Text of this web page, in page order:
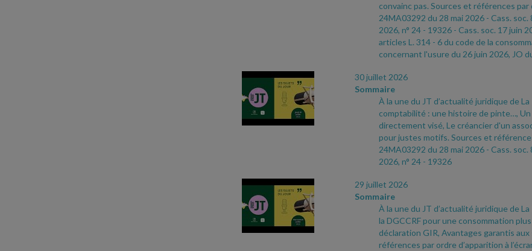
convainc pas. Sources et références par
24MA03292 du 28 mai 2026 - Cass. soc.
2026, n° 24- 19326- Cass. soc. 17 juin
articles L. 314- 6 du code de la
concernant l'usure du 26 juin 2026, JO
30 juillet 2026
Sommaire
À la une du JT d’actualité juridique de
comptabilité : une histoire de pinte…,
directement visé, Le créancier d'un
pour justes motifs. Sources et
24MA03292 du 28 mai 2026 - Cass. soc.
2026, n° 24- 19326
29 juillet 2026
Sommaire
À la une du JT d’actualité juridique de
la DGCCRF pour une consommation
déclaration GIR, Avantages garantis
références par ordre d’apparition à